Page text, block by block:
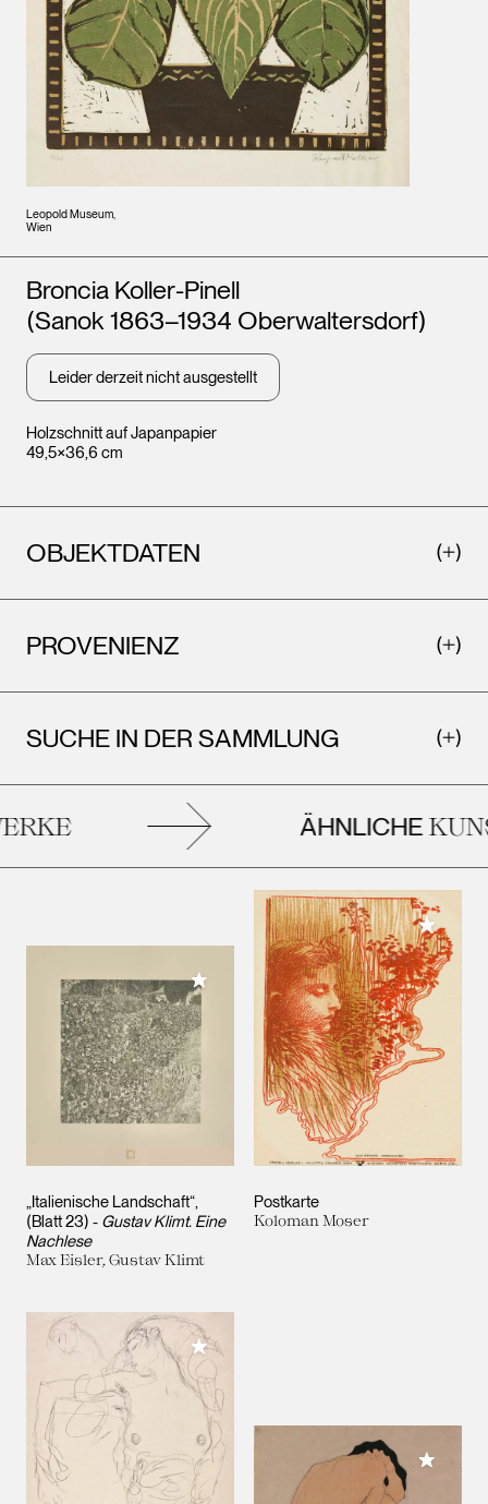
Leopold Museum,
Wien
Holzschnitt auf Japanpapier
49,5×36,6 cm
Künstler*innen
Broncia Koller-Pinell
(Sanok 1863–1934 Oberwaltersdorf)
Leider derzeit nicht ausgestellt
OBJEKTDATEN
PROVENIENZ
SUCHE IN DER SAMMLUNG
ÄHNLICHE
„Italienische Landschaft“,
(Blatt 23) - Gustav Klimt. Eine
Nachlese
Max Eisler, Gustav Klimt
Meiner Sammlung hinzufügen
Postkarte
Koloman Moser
Meiner
Meiner Sammlung hinzufügen
Meiner